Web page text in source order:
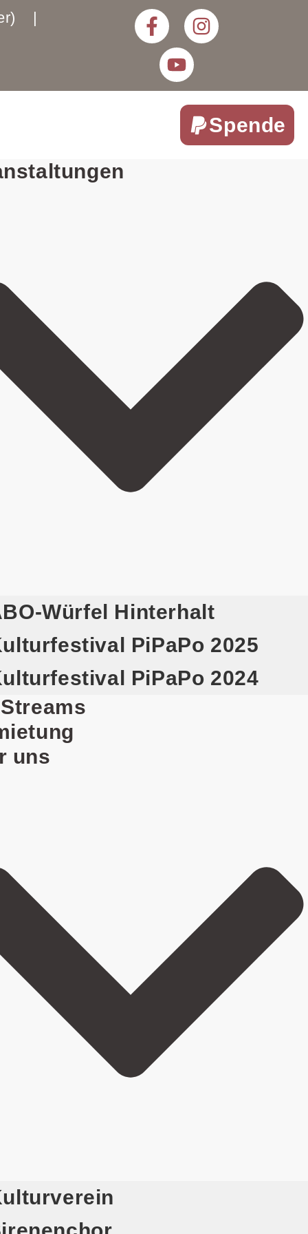
|
Spende
Würfel Hinterhalt
PiPaPo 2025
PiPaPo 2024
uns